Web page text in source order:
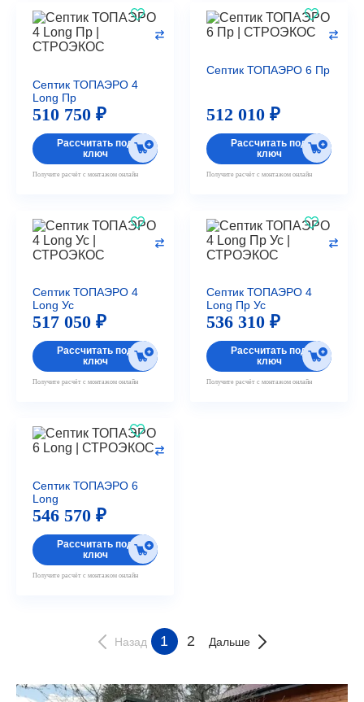
Септик ТОПАЭРО 4
Long Пр
510 750 ₽
Рассчитать под
ключ
Получите расчёт с монтажом онлайн
Септик ТОПАЭРО 6 Пр
512 010 ₽
Рассчитать под
ключ
Получите расчёт с монтажом онлайн
Септик ТОПАЭРО 4
Long Ус
517 050 ₽
Рассчитать под
ключ
Получите расчёт с монтажом онлайн
Септик ТОПАЭРО 4
Long Пр Ус
536 310 ₽
Рассчитать под
ключ
Получите расчёт с монтажом онлайн
Септик ТОПАЭРО 6
Long
546 570 ₽
Рассчитать под
ключ
Получите расчёт с монтажом онлайн
Назад 1 2 Дальше